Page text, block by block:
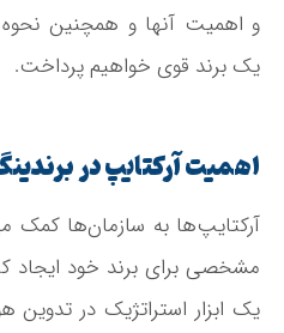
و اهمیت آنها و همچنین نحوه
یک برند قوی خواهیم پرداخت.
اهمیت آرکتایپ در
آرکتایپ‌ها به سازمان‌ها
مشخصی برای برند خود ایجاد
یک ابزار استراتژیک در تدوین